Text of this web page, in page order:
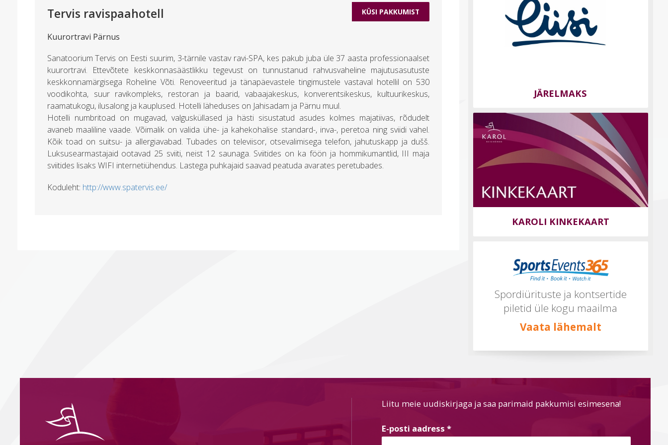
KÜSI PAKKUMIST
Tervis ravispaahotell
Kuurortravi Pärnus
Sanatoorium Tervis on Eesti suurim, 3-tärnile vastav ravi-SPA, kes pakub juba üle 37 aasta professionaalset
kuurortravi. Ettevõtete keskkonnasäästlikku tegevust on tunnustanud rahvusvaheline majutusasutuste
keskkonnamärgisega Roheline Võti. Renoveeritud ja tänapäevastele tingimustele vastaval hotellil on 530
voodikohta, suur ravikompleks, restoran ja baarid, vabaajakeskus, konverentsikeskus, kultuurikeskus,
raamatukogu, ilusalong ja kauplused. Hotelli läheduses on Jahisadam ja Pärnu muul.
Hotelli numbritoad on mugavad, valgusküllased ja hästi sisustatud asudes kolmes majatiivas, rõdudelt
avaneb maaliline vaade. Võimalik on valida ühe- ja kahekohalise standard-, inva-, peretoa ning sviidi vahel.
Kõik toad on suitsu- ja allergiavabad. Tubades on televiisor, otsevalimisega telefon, jahutuskapp ja dušš.
Luksusearmastajaid ootavad 25 sviiti, neist 12 saunaga. Sviitides on ka föön ja hommikumantlid, III maja
sviitides lisaks WIFI internetiühendus. Lastega puhkajaid saavad peatuda avarates peretubades.
Koduleht: http://www.spatervis.ee/
JÄRELMAKS
KAROLI KINKEKAART
Spordiürituste ja kontsertide
piletid üle kogu maailma
Vaata lähemalt
Liitu meie uudiskirjaga ja saa parimaid pakkumisi esimesena!
E-posti aadress *